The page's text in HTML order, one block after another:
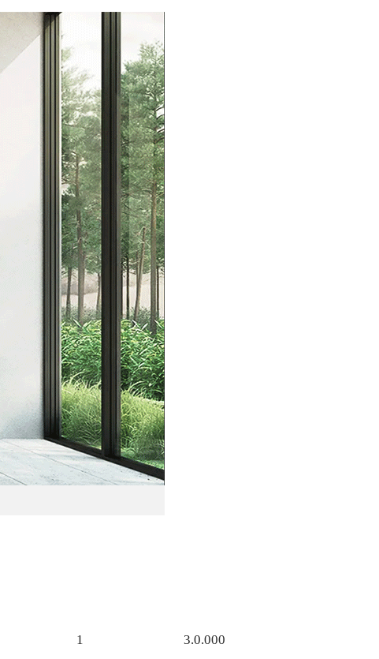
1 3.0.000